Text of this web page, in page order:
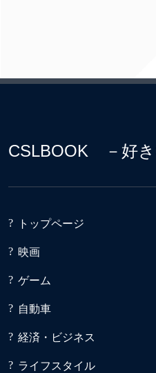
CSLBOOK －好き
トップページ
映画
ゲーム
自動車
経済・ビジネス
ライフスタイル